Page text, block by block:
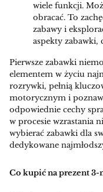
wiele funkcji.
obracać. To
zabawy i
aspekty
Pierwsze zabawki
elementem w życiu
rozrywki, pełnią
motorycznym i
odpowiednie cechy
w procesie wzrastania
wybierać zabawki dla
dedykowane
Co kupić na prezent